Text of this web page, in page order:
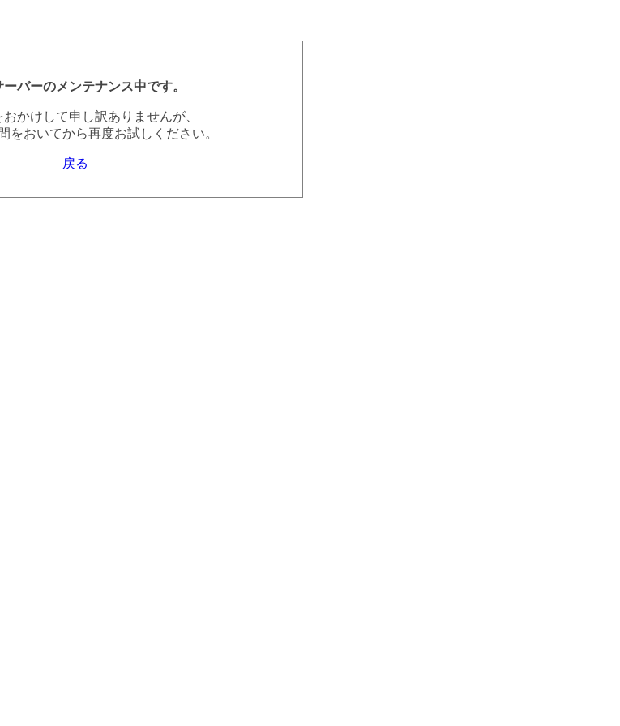
バーのメンテナンス中です。
おかけして申し訳ありませんが、
をおいてから再度お試しください。
戻る